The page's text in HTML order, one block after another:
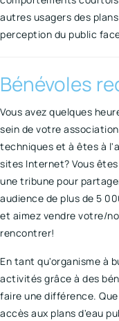
autres usagers des
perception du public
Bénévoles
Vous avez quelques
sein de votre
techniques et à êtes à
sites Internet? Vous
une tribune pour
audience de plus de 5
et aimez vendre votre/
rencontrer!
En tant qu'organisme à
activités grâce à des
faire une différence.
accès aux plans d'eau